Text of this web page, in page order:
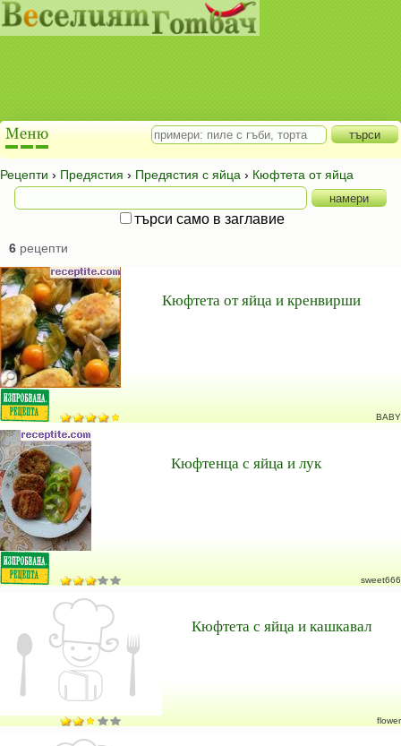
Рецепти › Предястия › Предястия с яйца › Кюфтета от яйца
търси само в заглавие
6 рецепти
Кюфтета от яйца и кренвирши
BABY
Кюфтенца с яйца и лук
sweet666
Кюфтета с яйца и кашкавал
flower